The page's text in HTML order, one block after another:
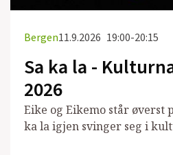
Bergen11.9.2026 19:00-20:15
Sa ka la -
2026
Eike og Eikemo står øverst
ka la igjen svinger seg i